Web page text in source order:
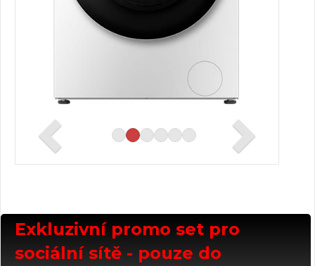
Exkluzivní promo set pro
sociální sítě - pouze do